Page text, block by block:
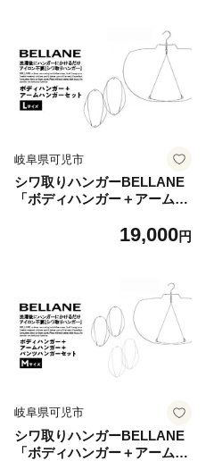
岐阜県可児市
シワ取りハンガーBELLANE
「ボディハンガー＋アームハ
【ハンガー シワ取り アイロ
19,000円
岐阜県可児市
シワ取りハンガーBELLANE
「ボディハンガー＋アームハ